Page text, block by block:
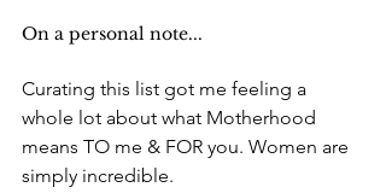
On a personal note...
Curating this list got me feeling a
whole lot about what Motherhood
means TO me & FOR you. Women are
simply incredible.